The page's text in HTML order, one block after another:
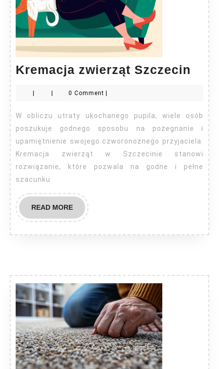
Kremacja zwierząt Szczecin
| | 0 Comment |
W obliczu utraty ukochanego pupila, wiele osób
poszukuje godnego sposobu na pożegnanie i
upamiętnienie swojego czworonożnego przyjaciela.
Kremacja zwierząt w Szczecinie stanowi
rozwiązanie, które pozwala na godne i pełne
szacunku
READ MOREREAD
MORE